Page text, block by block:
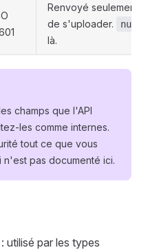
Renvoyé seulement.
de s'uploader.
null
là.
champs que l'API
les comme internes.
tout ce que vous
pas documenté ici.
: utilisé par les types